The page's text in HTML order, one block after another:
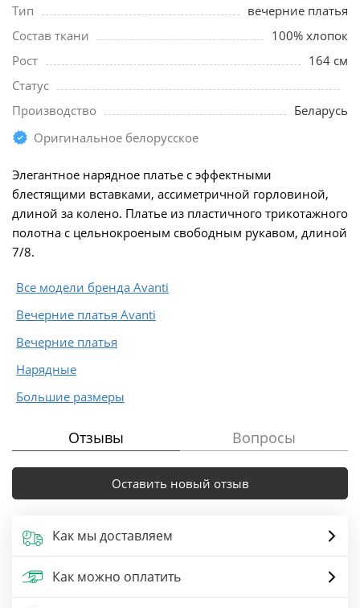
Тип
вечерние платья
Состав ткани
100% хлопок
Рост
164 см
Статус
Производство
Беларусь
Оригинальное белорусское
Элегантное нарядное платье с эффектными
блестящими вставками, ассиметричной горловиной,
длиной за колено. Платье из пластичного трикотажного
полотна с цельнокроеным свободным рукавом, длиной
7/8.
Все модели бренда Avanti
Вечерние платья Avanti
Вечерние платья
Нарядные
Большие размеры
Отзывы Вопросы
Оставить новый отзыв
Как мы доставляем
Как можно оплатить